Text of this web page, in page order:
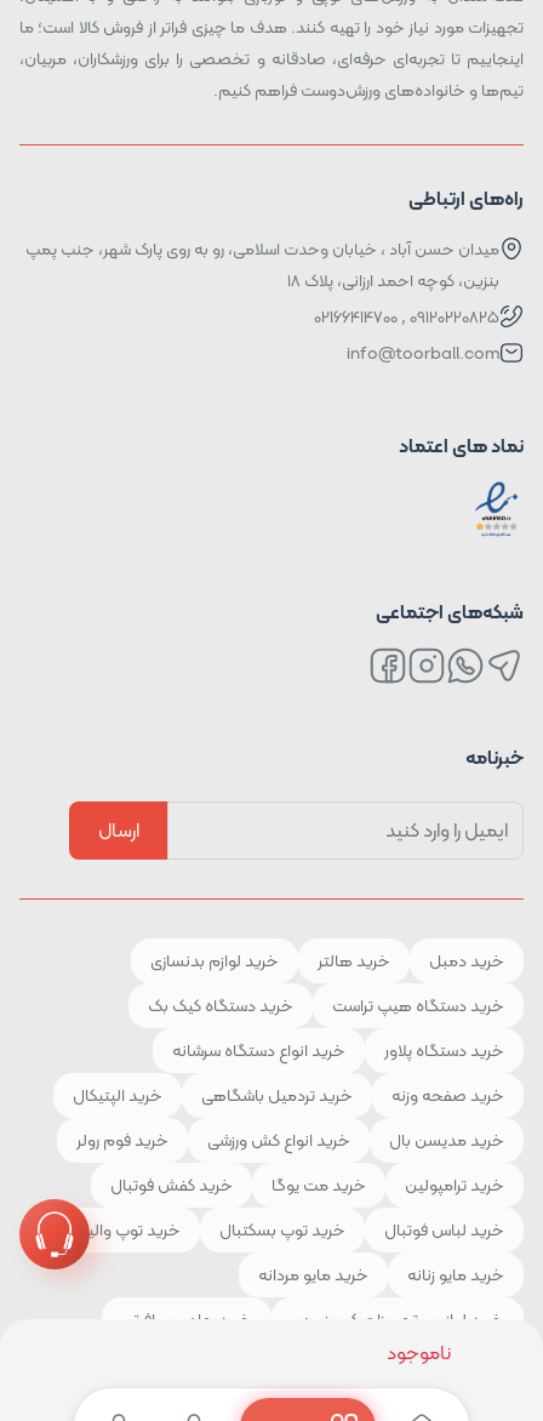
ناموجود
تجهیزات مورد نیاز خود را تهیه کنند. هدف ما چیزی فراتر از فروش کالا است؛ ما
اینجاییم تا تجربه‌ای حرفه‌ای، صادقانه و تخصصی را برای ورزشکاران، مربیان،
تیم‌ها و خانواده‌های ورزش‌دوست فراهم کنیم.
راه‌های ارتباطی
میدان حسن آباد ، خیابان وحدت اسلامی، رو به روی پارک شهر، جنب پمپ
بنزین، کوچه احمد ارزانی، پلاک ۱۸
09120220825 , 02166414700
info@toorball.com
نماد های اعتماد
شبکه‌های اجتماعی
خبرنامه
ارسال
خرید دمبل خرید هالتر
خرید لوازم بدنسازی
خرید دستگاه هیپ تراست
خرید دستگاه کیک بک
خرید دستگاه پلاور
خرید انواع دستگاه سرشانه
خرید صفحه وزنه
خرید تردمیل باشگاهی
خرید الپتیکال
خرید مدیسن بال
خرید انواع کش ورزشی
خرید فوم رولر
خرید ترامپولین
خرید مت یوگا
خرید کفش فوتبال
خرید لباس فوتبال
خرید توپ بسکتبال
خرید توپ والیبال
خرید مایو زنانه
خرید مایو مردانه
خرید لوازم و تجهیزات کوهنوردی
خرید چادر مسافرتی
خرید کیسه خواب